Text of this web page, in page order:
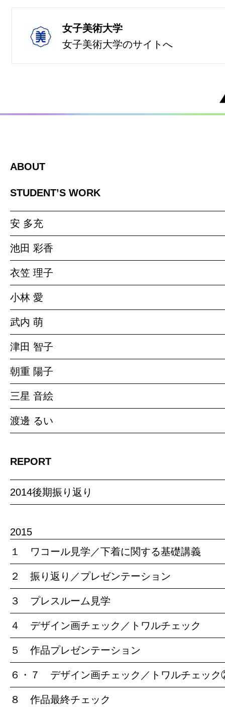
女子美術大学
女子美術大学のサイトへ
ABOUT
STUDENT’S WORK
安 多充
池田 彩香
衣笠 理子
小林 愛
武内 萌
津田 智子
朝重 陽子
三星 音絵
渡邊 るい
REPORT
2014後期振り返り
2015
１ ワコール見学／下着に関する基礎講義
２ 振り返り／プレゼンテーション
３ プレスルーム見学
４ デザイン画チェック／トワルチェック
５ 作品プレゼンテーション
６・７ デザイン画チェック／トワルチェッ
８ 作品最終チェック